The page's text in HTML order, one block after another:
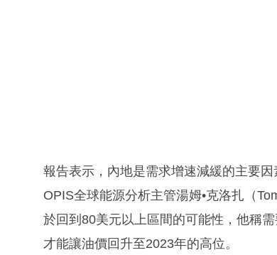
報告表示，內地是需求增速減緩的主要因
OPIS全球能源分析主管湯姆•克洛扎（
於回到80美元以上區間的可能性，他稱
才能讓油價回升至2023年的高位。